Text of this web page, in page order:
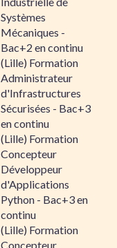
Systèmes
Mécaniques -
Bac+2 en continu
(Lille) Formation
Administrateur
d'Infrastructures
Sécurisées - Bac+3
en continu
(Lille) Formation
Concepteur
Développeur
d'Applications
Python - Bac+3 en
continu
(Lille) Formation
Concepteur